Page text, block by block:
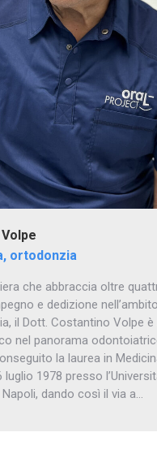
ortodonzia
che abbraccia oltre
e dedizione nell’ambito
il Dott. Costantino Volpe è
nel panorama
la laurea in
luglio 1978 presso
dando così il via a…